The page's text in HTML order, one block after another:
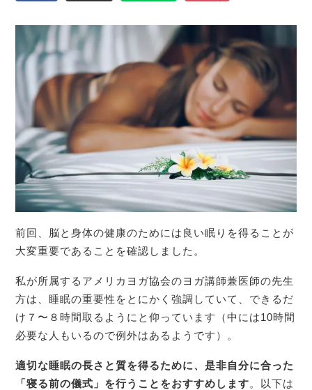
前回、脳と身体の健康のためには良い眠りを得ることが
大変重要であることを確認しました。
私が所属するアメリカヨガ協会のヨガ講師兼医師の先生
方は、睡眠の重要性をとにかく強調していて、できるだ
け７〜８時間取るようにと仰っています（中には10時間
必要な人もいるので例外はあるようです）。
適切な睡眠の長さと質を得るために、是非自分に合った
「寝る前の儀式」を行うことをおすすめします。以下は